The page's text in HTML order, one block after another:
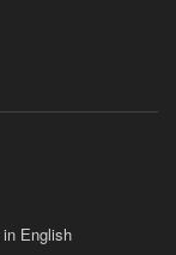
in Еnglish